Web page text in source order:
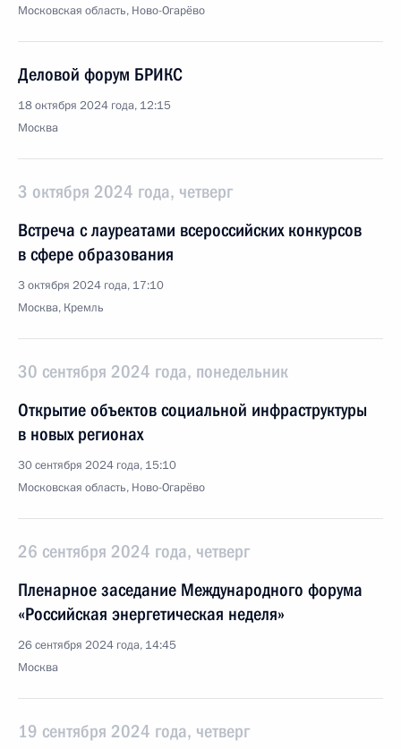
Московская область, Ново-Огарёво
Деловой форум БРИКС
18 октября 2024 года, 12:15
Москва
3 октября 2024 года, четверг
Встреча с лауреатами всероссийских конкурсов
в сфере образования
3 октября 2024 года, 17:10
Москва, Кремль
30 сентября 2024 года, понедельник
Открытие объектов социальной инфраструктуры
в новых регионах
30 сентября 2024 года, 15:10
Московская область, Ново-Огарёво
26 сентября 2024 года, четверг
Пленарное заседание Международного форума
«Российская энергетическая неделя»
26 сентября 2024 года, 14:45
Москва
19 сентября 2024 года, четверг